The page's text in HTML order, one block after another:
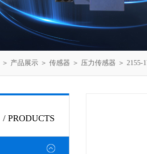
＞ 产品展示 ＞ 传感器 ＞ 压力传感器 ＞ 2155-
/ PRODUCTS